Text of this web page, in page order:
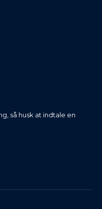
så husk at indtale en